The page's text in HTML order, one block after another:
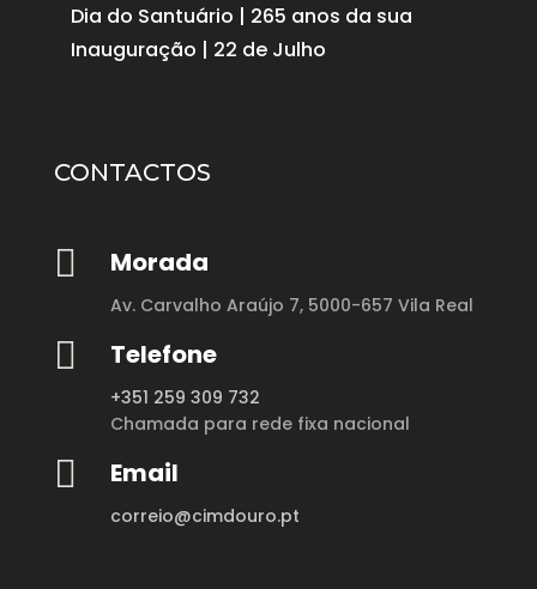
Dia do Santuário | 265 anos da sua
Inauguração | 22 de Julho
CONTACTOS
 Morada
Av. Carvalho Araújo 7, 5000-657 Vila Real
 Telefone
+351 259 309 732
Chamada para rede fixa nacional
 Email
correio@cimdouro.pt